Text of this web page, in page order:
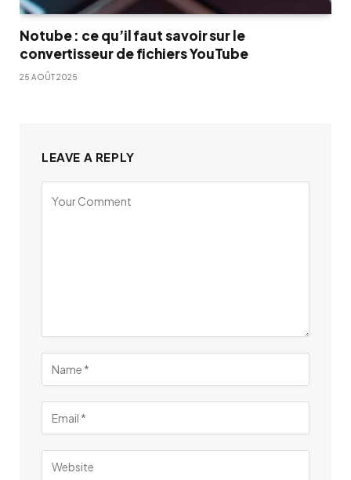
Notube : ce qu’il faut savoir sur le
convertisseur de fichiers YouTube
25 AOÛT 2025
LEAVE A REPLY